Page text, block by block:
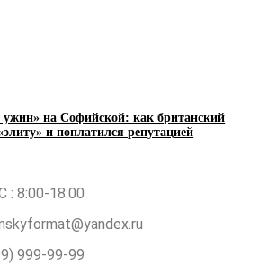
ужин» на Софийской: как британский
и поплатился репутацией
: 8:00-18:00
999-99-99